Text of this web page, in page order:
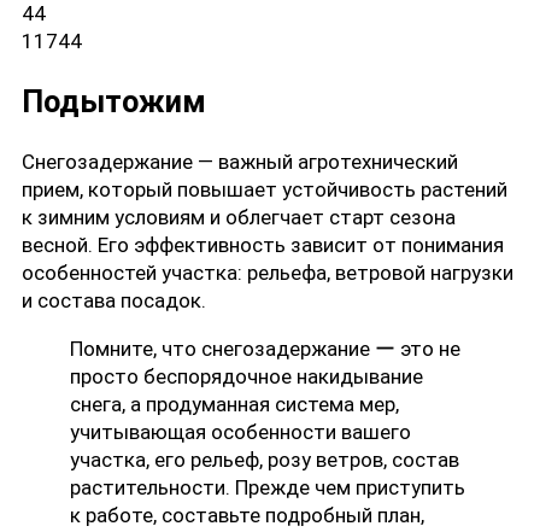
44
11744
Подытожим
Снегозадержание — важный агротехнический
прием, который повышает устойчивость растений
к зимним условиям и облегчает старт сезона
весной. Его эффективность зависит от понимания
особенностей участка: рельефа, ветровой нагрузки
и состава посадок.
Помните, что снегозадержание ー это не
просто беспорядочное накидывание
снега, а продуманная система мер,
учитывающая особенности вашего
участка, его рельеф, розу ветров, состав
растительности. Прежде чем приступить
к работе, составьте подробный план,